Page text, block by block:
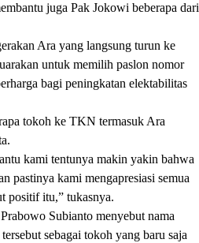
juga Pak Jokowi beberapa dari
Ara yang langsung turun ke
untuk memilih paslon nomor
bagi peningkatan elektabilitas
tokoh ke TKN termasuk Ara
kami tentunya makin yakin bahwa
pastinya kami mengapresiasi semua
positif itu,” tukasnya.
Subianto menyebut nama
sebagai tokoh yang baru saja